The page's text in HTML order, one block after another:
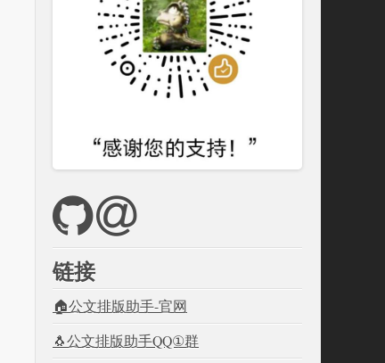
链接
🏠公文排版助手-官网
🐧公文排版助手QQ①群